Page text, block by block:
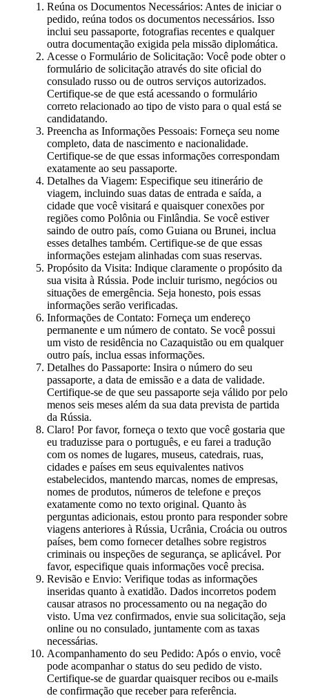
Reúna os Documentos Necessários: Antes de iniciar o
pedido, reúna todos os documentos necessários. Isso
inclui seu passaporte, fotografias recentes e qualquer
outra documentação exigida pela missão diplomática.
Acesse o Formulário de Solicitação: Você pode obter o
formulário de solicitação através do site oficial do
consulado russo ou de outros serviços autorizados.
Certifique-se de que está acessando o formulário
correto relacionado ao tipo de visto para o qual está se
candidatando.
Preencha as Informações Pessoais: Forneça seu nome
completo, data de nascimento e nacionalidade.
Certifique-se de que essas informações correspondam
exatamente ao seu passaporte.
Detalhes da Viagem: Especifique seu itinerário de
viagem, incluindo suas datas de entrada e saída, a
cidade que você visitará e quaisquer conexões por
regiões como Polônia ou Finlândia. Se você estiver
saindo de outro país, como Guiana ou Brunei, inclua
esses detalhes também. Certifique-se de que essas
informações estejam alinhadas com suas reservas.
Propósito da Visita: Indique claramente o propósito da
sua visita à Rússia. Pode incluir turismo, negócios ou
situações de emergência. Seja honesto, pois essas
informações serão verificadas.
Informações de Contato: Forneça um endereço
permanente e um número de contato. Se você possui
um visto de residência no Cazaquistão ou em qualquer
outro país, inclua essas informações.
Detalhes do Passaporte: Insira o número do seu
passaporte, a data de emissão e a data de validade.
Certifique-se de que seu passaporte seja válido por pelo
menos seis meses além da sua data prevista de partida
da Rússia.
Claro! Por favor, forneça o texto que você gostaria que
eu traduzisse para o português, e eu farei a tradução
com os nomes de lugares, museus, catedrais, ruas,
cidades e países em seus equivalentes nativos
estabelecidos, mantendo marcas, nomes de empresas,
nomes de produtos, números de telefone e preços
exatamente como no texto original. Quanto às
perguntas adicionais, estou pronto para responder sobre
viagens anteriores à Rússia, Ucrânia, Croácia ou outros
países, bem como fornecer detalhes sobre registros
criminais ou inspeções de segurança, se aplicável. Por
favor, especifique quais informações você precisa.
Revisão e Envio: Verifique todas as informações
inseridas quanto à exatidão. Dados incorretos podem
causar atrasos no processamento ou na negação do
visto. Uma vez confirmados, envie sua solicitação, seja
online ou no consulado, juntamente com as taxas
necessárias.
Acompanhamento do seu Pedido: Após o envio, você
pode acompanhar o status do seu pedido de visto.
Certifique-se de guardar quaisquer recibos ou e-mails
de confirmação que receber para referência.